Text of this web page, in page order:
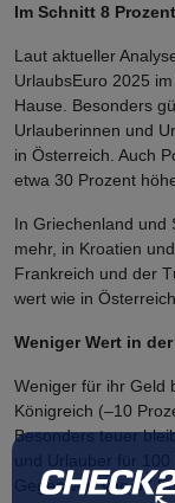
Im Schnitt 8
Laut aktueller
UrlaubsEuro 2025
Hause. Besonders
Urlauberinnen und
in Österreich. Auch
etwa 30 Prozent
In Griechenland und
mehr, in Kroatien
Frankreich und der
wert wie in Österreich.
Weniger Wert in
Weniger für ihr Geld
Königreich (–10
Besonders teuer
und Urlauber für
Gegenwert von 67